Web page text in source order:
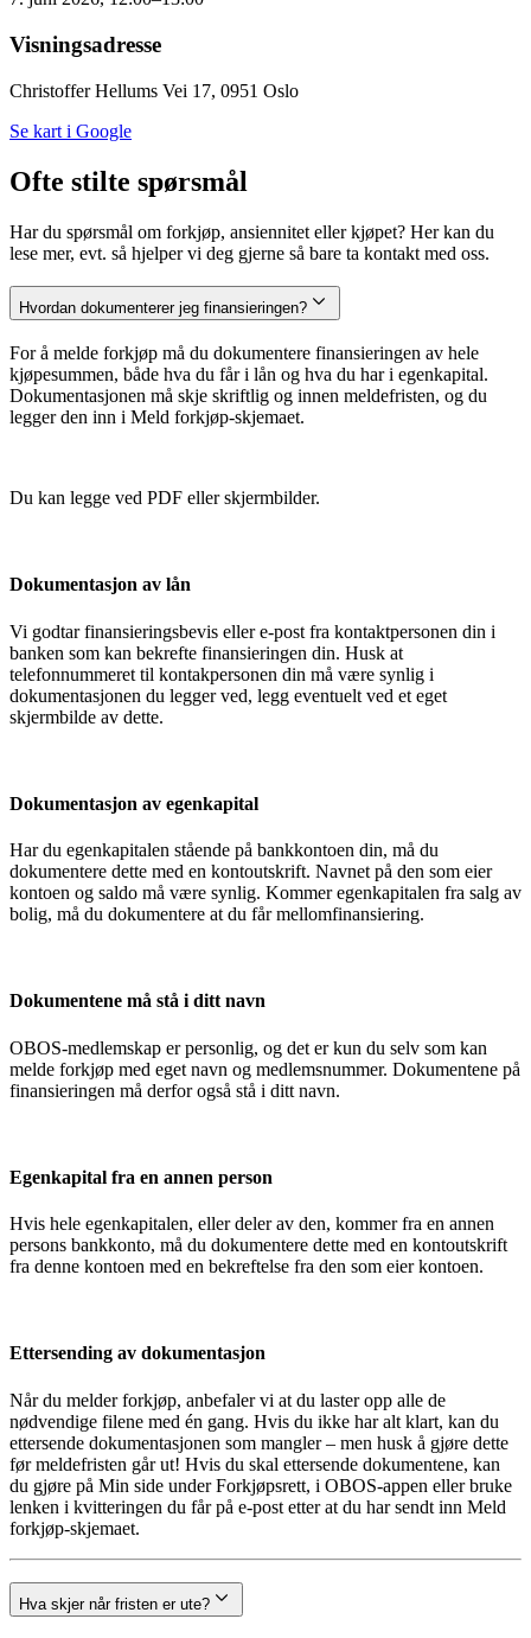
Visningsadresse
Christoffer Hellums Vei 17, 0951 Oslo
Se kart i Google
Ofte stilte spørsmål
Har du spørsmål om forkjøp, ansiennitet eller kjøpet? Her kan du
lese mer, evt. så hjelper vi deg gjerne så bare ta kontakt med oss.
Hvordan dokumenterer jeg finansieringen?
For å melde forkjøp må du dokumentere finansieringen av hele
kjøpesummen, både hva du får i lån og hva du har i egenkapital.
Dokumentasjonen må skje skriftlig og innen meldefristen, og du
legger den inn i Meld forkjøp-skjemaet.
Du kan legge ved PDF eller skjermbilder.
Dokumentasjon av lån
Vi godtar finansieringsbevis eller e-post fra kontaktpersonen din i
banken som kan bekrefte finansieringen din. Husk at
telefonnummeret til kontakpersonen din må være synlig i
dokumentasjonen du legger ved, legg eventuelt ved et eget
skjermbilde av dette.
Dokumentasjon av egenkapital
Har du egenkapitalen stående på bankkontoen din, må du
dokumentere dette med en kontoutskrift. Navnet på den som eier
kontoen og saldo må være synlig. Kommer egenkapitalen fra salg av
bolig, må du dokumentere at du får mellomfinansiering.
Dokumentene må stå i ditt navn
OBOS-medlemskap er personlig, og det er kun du selv som kan
melde forkjøp med eget navn og medlemsnummer. Dokumentene på
finansieringen må derfor også stå i ditt navn.
Egenkapital fra en annen person
Hvis hele egenkapitalen, eller deler av den, kommer fra en annen
persons bankkonto, må du dokumentere dette med en kontoutskrift
fra denne kontoen med en bekreftelse fra den som eier kontoen.
Ettersending av dokumentasjon
Når du melder forkjøp, anbefaler vi at du laster opp alle de
nødvendige filene med én gang. Hvis du ikke har alt klart, kan du
ettersende dokumentasjonen som mangler – men husk å gjøre dette
før meldefristen går ut! Hvis du skal ettersende dokumentene, kan
du gjøre på Min side under Forkjøpsrett, i OBOS-appen eller bruke
lenken i kvitteringen du får på e-post etter at du har sendt inn Meld
forkjøp-skjemaet.
Hva skjer når fristen er ute?